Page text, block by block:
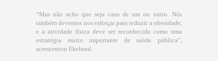
“Mas não acho que seja caso de um ou outro. Nós
também devemos nos esforçar para reduzir a obesidade,
e a atividade física deve ser reconhecida como uma
estratégia muito importante de saúde pública”,
acrescentou Ekelund.